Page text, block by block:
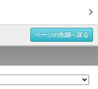
ページの先頭へ戻る